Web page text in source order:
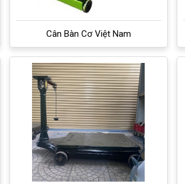
Cân Bàn Cơ Việt Nam